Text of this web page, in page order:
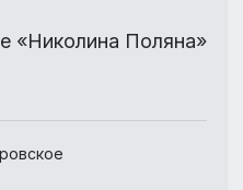
«Николина Поляна»